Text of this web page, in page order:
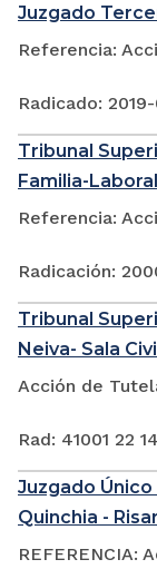
Juzgado
Referencia:
Radicado:
Tribunal
Familia-Laboral
Referencia:
Radicación:
Tribunal
Neiva- Sala
Acción de
Rad: 41001 22
Juzgado
Quinchia -
REFERENCIA: